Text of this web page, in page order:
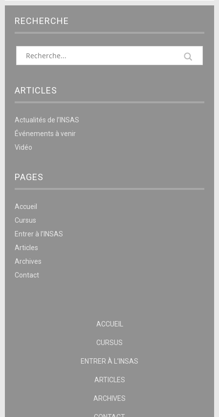
RECHERCHE
ARTICLES
Actualités de l’INSAS
Événements à venir
Vidéo
PAGES
Accueil
Cursus
Entrer à l’INSAS
Articles
Archives
Contact
ACCUEIL
CURSUS
ENTRER À L’INSAS
ARTICLES
ARCHIVES